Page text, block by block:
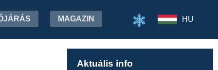
MAGAZIN HU
Aktuális info